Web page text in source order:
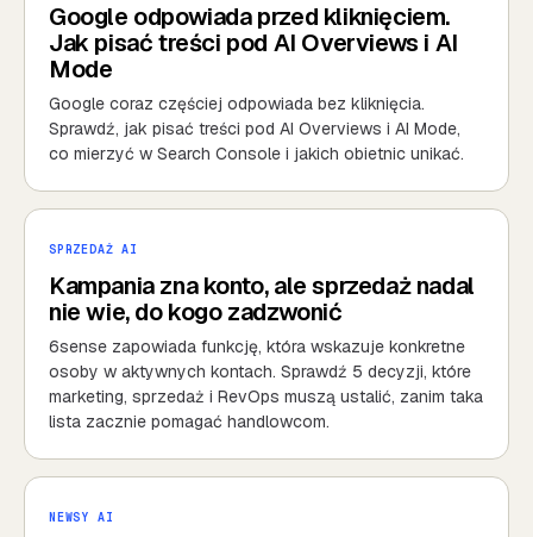
Google odpowiada przed kliknięciem.
Jak pisać treści pod AI Overviews i AI
Mode
Google coraz częściej odpowiada bez kliknięcia.
Sprawdź, jak pisać treści pod AI Overviews i AI Mode,
co mierzyć w Search Console i jakich obietnic unikać.
SPRZEDAŻ AI
Kampania zna konto, ale sprzedaż nadal
nie wie, do kogo zadzwonić
6sense zapowiada funkcję, która wskazuje konkretne
osoby w aktywnych kontach. Sprawdź 5 decyzji, które
marketing, sprzedaż i RevOps muszą ustalić, zanim taka
lista zacznie pomagać handlowcom.
NEWSY AI